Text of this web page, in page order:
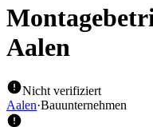
Aalen
Nicht verifiziert
Aalen·Bauunternehmen